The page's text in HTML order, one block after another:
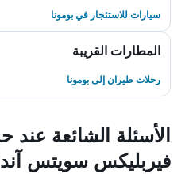
سيارات للاستئجار في بومونا
المطارات القريبة
رحلات طيران إلى بومونا
الأسئلة الشائعة
فيربليكس سويتس